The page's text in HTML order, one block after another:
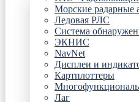
Морские радарные
Ледовая РЛС
Система
ЭКНИС
NavNet
Дисплеи и
Картплоттеры
Лаг